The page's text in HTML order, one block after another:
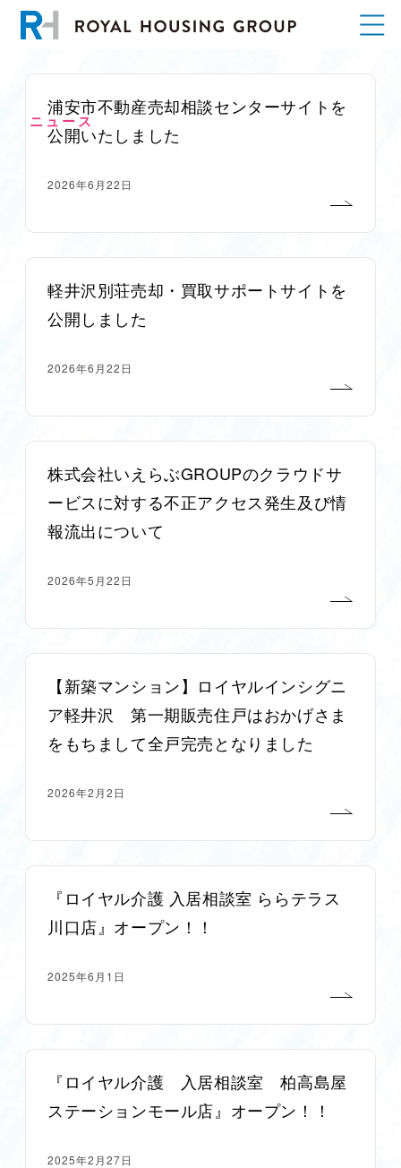
ニュース
浦安市不動産売却相談センターサイトを
公開いたしました
2026年6月22日
軽井沢別荘売却・買取サポートサイトを
公開しました
2026年6月22日
株式会社いえらぶGROUPのクラウドサ
ービスに対する不正アクセス発生及び情
報流出について
2026年5月22日
【新築マンション】ロイヤルインシグニ
ア軽井沢 第一期販売住戸はおかげさま
をもちまして全戸完売となりました
2026年2月2日
『ロイヤル介護 入居相談室 ららテラス
川口店』オープン！！
2025年6月1日
『ロイヤル介護 入居相談室 柏高島屋
ステーションモール店』オープン！！
2025年2月27日